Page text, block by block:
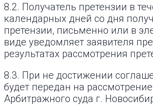
8.2. Получатель претензии в
календарных дней со дня
претензии, письменно или в
виде уведомляет заявителя
результатах рассмотрения
8.3. При не достижении
будет передан на рассмотрение
Арбитражного суда г.